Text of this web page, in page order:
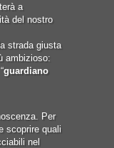
a
del nostro
strada giusta
ambizioso:
guardiano
Per
scoprire quali
nel